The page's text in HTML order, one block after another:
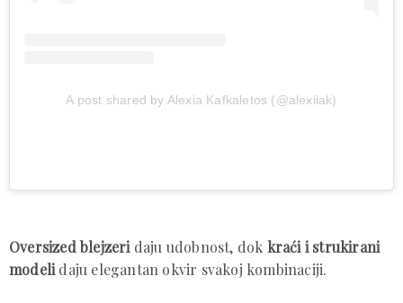
A post shared by Alexia Kafkaletos (@alexiiak)
Oversized blejzeri daju udobnost, dok kraći i strukirani
modeli daju elegantan okvir svakoj kombinaciji.